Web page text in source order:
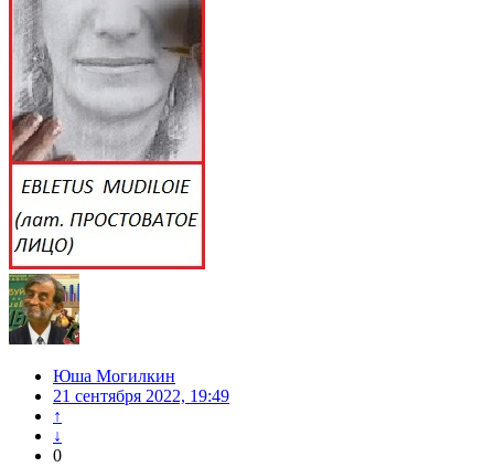
Юша Могилкин
21 сентября 2022, 19:49
↑
↓
0